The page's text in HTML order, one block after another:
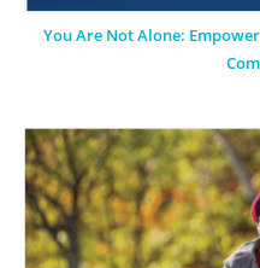
You Are Not Alone: